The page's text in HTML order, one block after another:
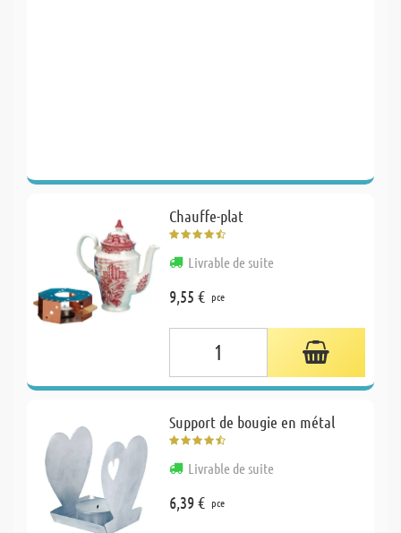
Chauffe-plat
Livrable de suite
9,55 € pce
Support de bougie en métal
Livrable de suite
6,39 € pce